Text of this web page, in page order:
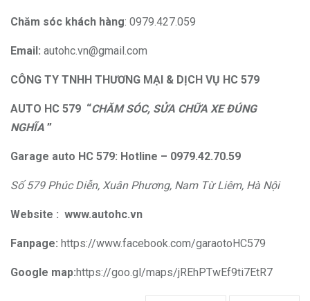
Chăm sóc khách hàng: 0979.427.059
Email: autohc.vn@gmail.com
CÔNG TY TNHH THƯƠNG MẠI & DỊCH VỤ HC 579
AUTO HC 579 “CHĂM SÓC, SỬA CHỮA XE ĐÚNG
NGHĨA ”
Garage auto HC 579: Hotline – 0979.42.70.59
Số 579 Phúc Diễn, Xuân Phương, Nam Từ Liêm, Hà Nội
Website : www.autohc.vn
Fanpage: https://www.facebook.com/garaotoHC579
Google map:https://goo.gl/maps/jREhPTwEf9ti7EtR7